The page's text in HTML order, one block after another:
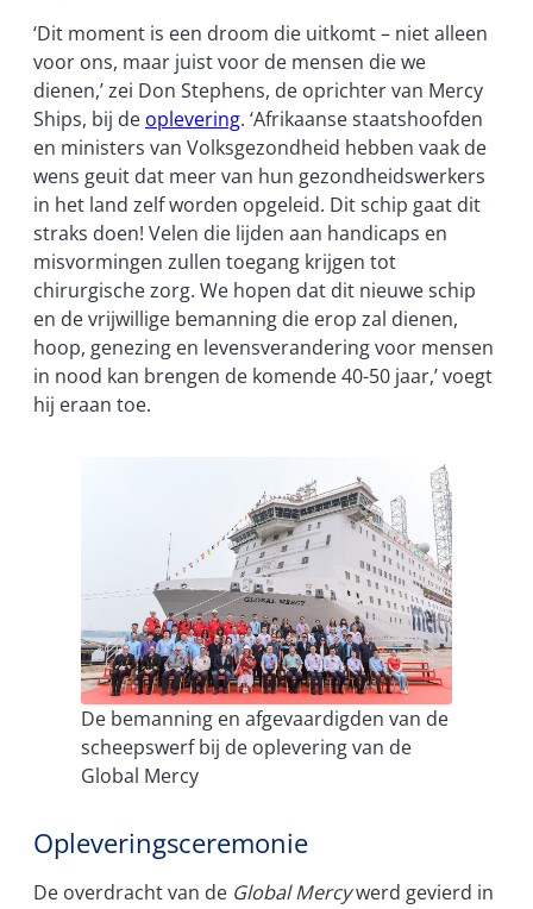
‘Dit moment is een droom die uitkomt – niet alleen
voor ons, maar juist voor de mensen die we
dienen,’ zei Don Stephens, de oprichter van Mercy
Ships, bij de oplevering. ‘Afrikaanse staatshoofden
en ministers van Volksgezondheid hebben vaak de
wens geuit dat meer van hun gezondheidswerkers
in het land zelf worden opgeleid. Dit schip gaat dit
straks doen! Velen die lijden aan handicaps en
misvormingen zullen toegang krijgen tot
chirurgische zorg. We hopen dat dit nieuwe schip
en de vrijwillige bemanning die erop zal dienen,
hoop, genezing en levensverandering voor mensen
in nood kan brengen de komende 40-50 jaar,’ voegt
hij eraan toe.
De bemanning en afgevaardigden van de
scheepswerf bij de oplevering van de
Global Mercy
Opleveringsceremonie
De overdracht van de Global Mercywerd gevierd in